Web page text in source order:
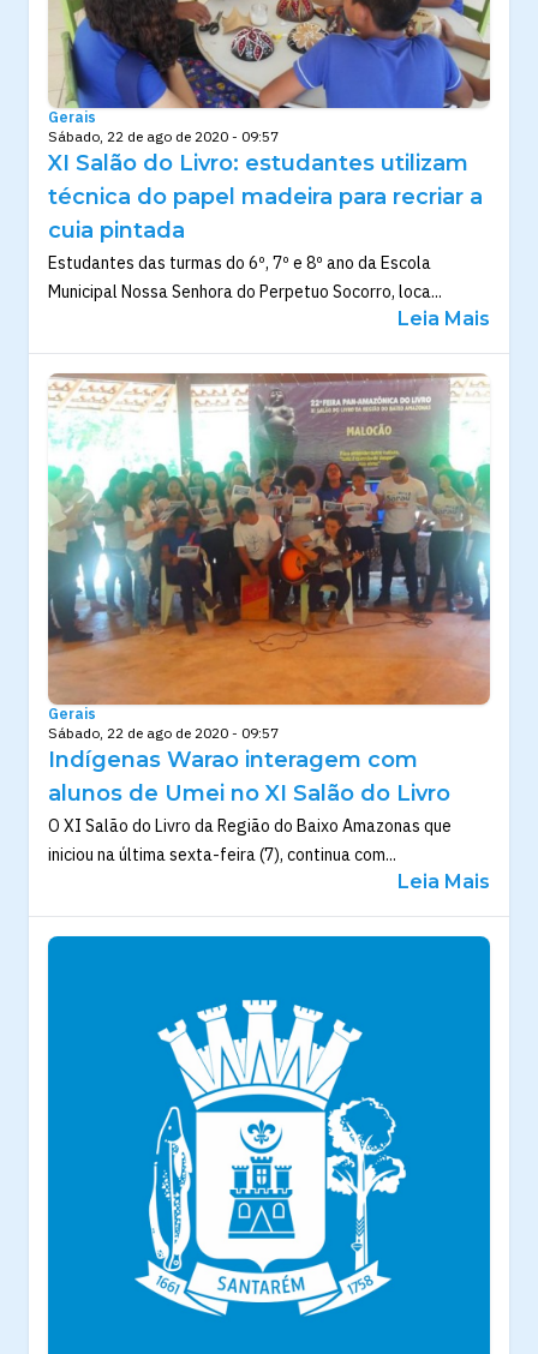
Gerais
Sábado, 22 de ago de 2020 - 09:57
XI Salão do Livro: estudantes utilizam
técnica do papel madeira para recriar a
cuia pintada
Estudantes das turmas do 6º, 7º e 8º ano da Escola
Municipal Nossa Senhora do Perpetuo Socorro, loca...
Leia Mais
Gerais
Sábado, 22 de ago de 2020 - 09:57
Indígenas Warao interagem com
alunos de Umei no XI Salão do Livro
O XI Salão do Livro da Região do Baixo Amazonas que
iniciou na última sexta-feira (7), continua com...
Leia Mais